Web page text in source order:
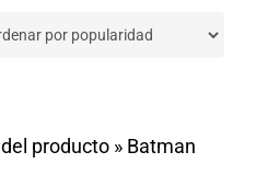
producto» Batman